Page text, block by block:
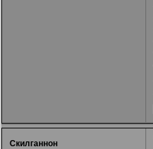
Скилганнон